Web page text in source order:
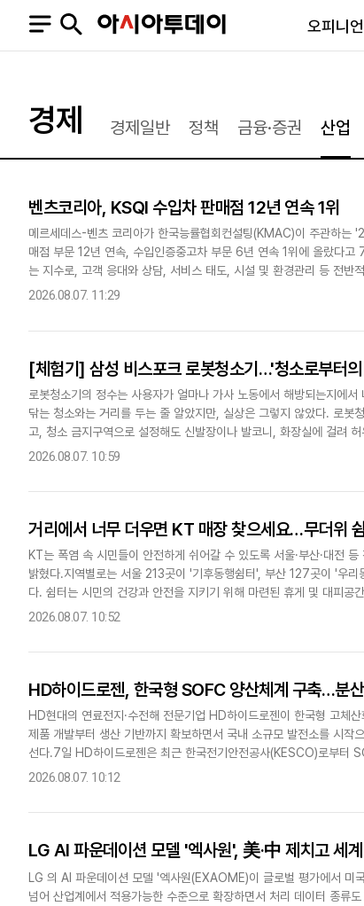
사설
피플
정치일반
북한
외교
국방
사회일반
사건·사고
교육·행정
노동·복지
보건·의학
SNS 뉴스스탠드
다국어뉴스 ENGLISH 中文 Tiếng Việt
오피니언
경제 경제일반 정책 금융·증권 산업
벤츠코리아, KSQI 수입차 판매점 12년 연속 1위
메르세데스-벤츠 코리아가 한국능률협회컨설팅(KMAC)이 주관하
매점 부문 12년 연속, 수입인증중고차 부문 6년 연속 1위에 올랐다
는 지수로, 고객 응대와 상담, 서비스 태도, 시설 및 환경관리 등 전반
아는 올해 수입자동차판매점 부문에서 97점, 수입인증중고차..
2026.08.07. 11:29
[체험기] 삼성 비스포크 로봇청소기…'청소로부터
로봇청소기의 정수는 사용자가 얼마나 가사 노동에서 해방되는지에
닦는 청소와는 거리를 두는 줄 알았지만, 실상은 그렇지 않았다. 로봇
고, 청소 금지구역으로 설정해도 신발장이나 발코니, 화장실에 걸려
걸레질도 마찬가지다. 이처럼 초기 로봇청소기는 가사에서 완전한 해방
2026.08.07. 10:59
거리에서 너무 더우면 KT 매장 찾으세요…무더위
KT는 폭염 속 시민들이 안전하게 쉬어갈 수 있도록 서울·부산·대전
밝혔다.지역별로는 서울 213곳이 '기후동행쉼터', 부산 127곳이 '우
다. 쉼터는 시민의 건강과 안전을 지키기 위해 마련된 휴게 및 대피
쉼터로 제공하고 있으며, 매장 입구에는 지자체별..
2026.08.07. 10:52
HD하이드로젠, 한국형 SOFC 양산체계 구축…분
HD현대의 연료전지·수전해 전문기업 HD하이드로젠이 한국형 고체
제품 개발부터 생산 기반까지 확보하면서 국내 소규모 발전소를 시
선다.7일 HD하이드로젠은 최근 한국전기안전공사(KESCO)로부
사용전검사를 완료했다고 밝혔다.HD250과 HD300은 각각..
2026.08.07. 10:12
LG AI 파운데이션 모델 '엑사원', 美·中 제치고 세
LG 의 AI 파운데이션 모델 '엑사원(EXAOME)이 글로벌 평가에서 미
넘어 산업계에서 적용가능한 수준으로 확장하면서 처리 데이터 종류